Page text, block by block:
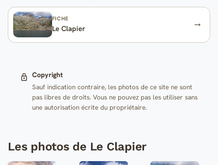
FICHE
Le Clapier
Copyright
Sauf indication contraire, les photos de ce site ne sont
pas libres de droits. Vous ne pouvez pas les utiliser sans
une autorisation écrite du propriétaire.
Les photos de Le Clapier